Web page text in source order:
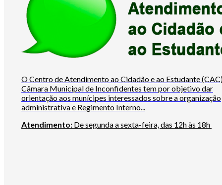
O Centro de Atendimento ao Cidadão e ao Estudante
Câmara Municipal de Inconfidentes tem por objetivo dar
orientação aos munícipes interessados sobre a organização
administrativa e Regimento Interno...
Atendimento: De segunda a sexta-feira, das 12h às 18h